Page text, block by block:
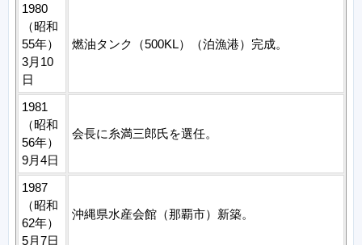
1980
（昭和
55年）
3月10
日
燃油タンク（500KL）（泊漁港）完成。
1981
（昭和
56年）
9月4日
会長に糸満三郎氏を選任。
1987
（昭和
62年）
5月7日
沖縄県水産会館（那覇市）新築。